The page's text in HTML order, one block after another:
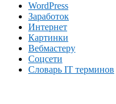
WordPress
Заработок
Интернет
Картинки
Вебмастеру
Соцсети
Словарь IT терминов